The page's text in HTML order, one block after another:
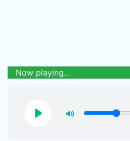
Now playing...